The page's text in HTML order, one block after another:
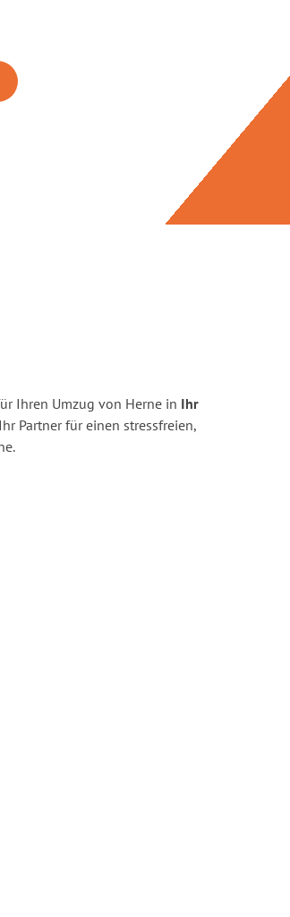
Ihren Umzug von Herne in Ihr
Partner für einen stressfreien,